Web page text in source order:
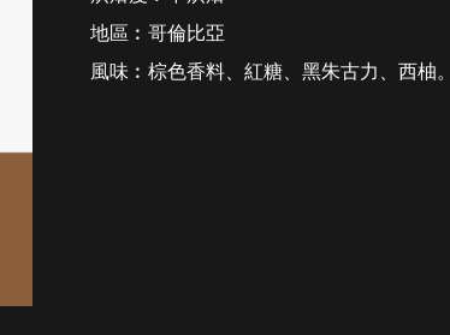
地區︰哥倫比亞
風味︰棕色香料、紅糖、黑朱古力、西柚。